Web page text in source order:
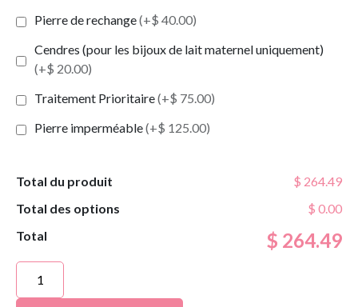
Pierre de rechange(+$ 40.00)
Cendres (pour les bijoux de lait maternel uniquement)
(+$ 20.00)
Traitement Prioritaire(+$ 75.00)
Pierre imperméable(+$ 125.00)
Total du produit
$ 264.49
Total des options
$ 0.00
Total
$ 264.49